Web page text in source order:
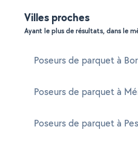
Villes proches
Ayant le plus de résultats, dans le
Poseurs de parquet à
Poseurs de parquet à
Poseurs de parquet à